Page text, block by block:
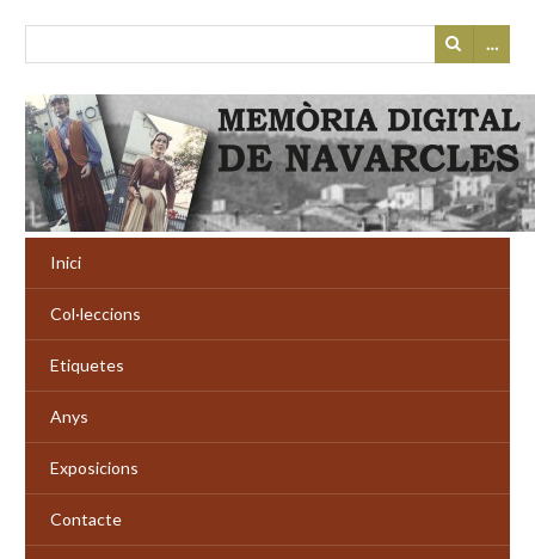
…
Inici
Col·leccions
Etiquetes
Anys
Exposicions
Contacte